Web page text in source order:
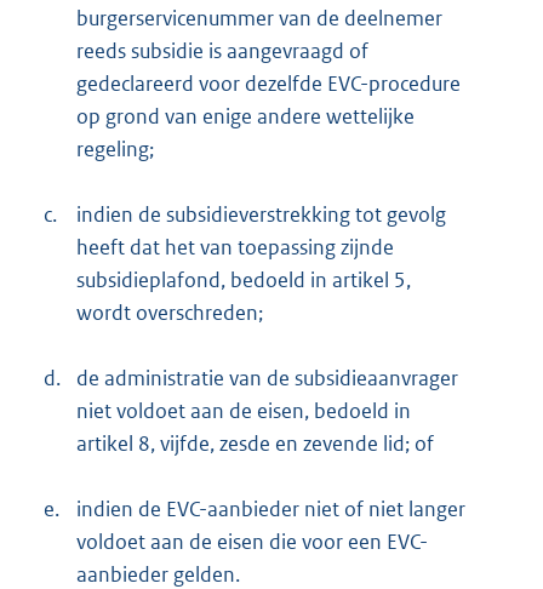
burgerservicenummer van de deelnemer
reeds subsidie is aangevraagd of
gedeclareerd voor dezelfde EVC-procedure
op grond van enige andere wettelijke
regeling;
c.
indien de subsidieverstrekking tot gevolg
heeft dat het van toepassing zijnde
subsidieplafond, bedoeld in artikel 5,
wordt overschreden;
d.
de administratie van de subsidieaanvrager
niet voldoet aan de eisen, bedoeld in
artikel 8, vijfde, zesde en zevende lid; of
e.
indien de EVC-aanbieder niet of niet langer
voldoet aan de eisen die voor een EVC-
aanbieder gelden.